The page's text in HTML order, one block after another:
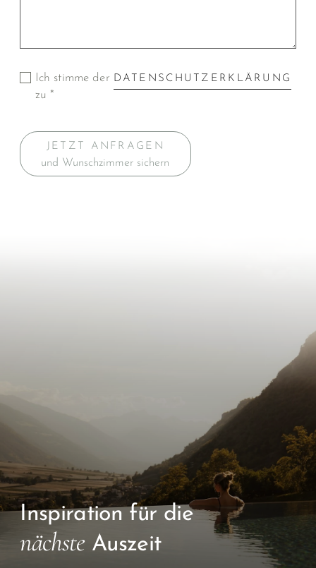
Ich stimme der DATENSCHUTZERKLÄRUNG
zu *
JETZT ANFRAGEN
und Wunschzimmer sichern